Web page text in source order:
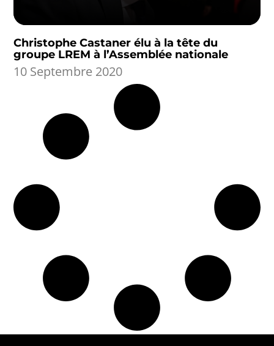
Christophe Castaner élu à la tête du
groupe LREM à l’Assemblée nationale
10 Septembre 2020